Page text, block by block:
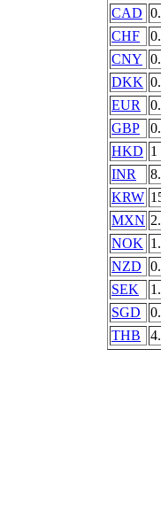
CAD
CHF
CNY
DKK
EUR
GBP
HKD 1
INR
KRW
MXN
NOK
NZD
SEK
SGD
THB